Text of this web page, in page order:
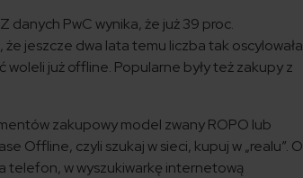
danych PwC wynika, że już 39 proc.
jeszcze dwa lata temu liczba tak oscylowała
już offline. Popularne były też zakupy z
zakupowy model zwany ROPO lub
Offline, czyli szukaj w sieci, kupuj w „realu”. O
telefon, w wyszukiwarkę internetową